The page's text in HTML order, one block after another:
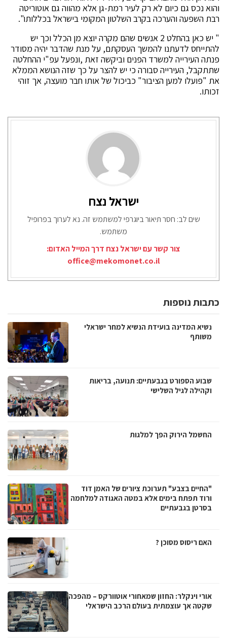
והוא נכס גם כיום לא רק לעיר רמת-גן אלא מהווה גם אוטוריטה
רבת השפעה והערכה בקרב השלטון המקומי בישראל בכללותו".
" יש כאן בהחלט 2 אנשים שהם מקרה יוצא מן הכלל וכך יש
להתייחס לדעתנו להמשך העסקתם, על מנת שהדבר יהיה מסודר
פנתה העירייה למשרד הפנים וביקשה זאת ,ונפעל עפ"י ההחלטה
שתתקבל, העירייה סבורה כי יש להצר על כך שזה הנושא הממלא
את "פועלו למען הציבור" כביכול של אותו חבר מועצה, אך זוהי
זכותו.
ישראל נצח
שים לב: חסר תיאור ביוגרפי למשתמש זה. נא לערוך בפרופיל
משתמש.
צור קשר עם ישראל נצח דרך המייל האדום:
office@mekomonet.co.il
כתבות נוספות
נשיא המדינה בועידת הנשיא למחר ישראלי
משותף
שבוע הספורט בגבעתיים: תנועה, בריאות
וקהילה לגיל השלישי
החשמל הירוק הפך למלגות
"החיים בצבע" תערוכת ציורים של האמן דוד
ורוד תפתח בימים אלא במטה האגודה למלחמה
בסרטן בגבעתיים
האם ריסוס מסוכן ?
אורי וינקלר: החזון שמאחורי אוטוורקס – מהפכה
שקטה אך עוצמתית בעולם הרכב הישראלי